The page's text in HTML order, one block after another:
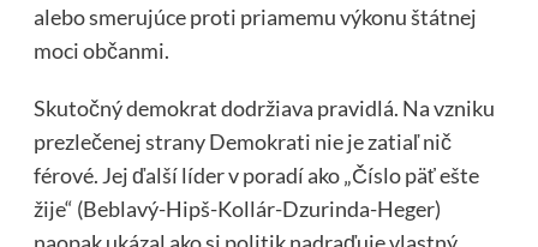
alebo smerujúce proti priamemu výkonu štátnej
moci občanmi.
Skutočný demokrat dodržiava pravidlá. Na vzniku
prezlečenej strany Demokrati nie je zatiaľ nič
férové. Jej ďalší líder v poradí ako „Číslo päť ešte
žije“ (Beblavý-Hipš-Kollár-Dzurinda-Heger)